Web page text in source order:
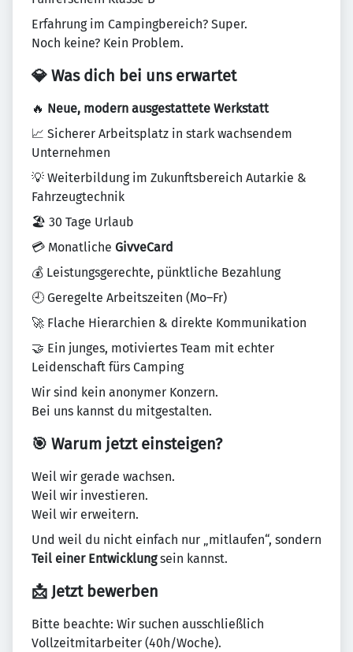
Erfahrung im Campingbereich? Super.
Noch keine? Kein Problem.
💎 Was dich bei uns erwartet
🔥 Neue, modern ausgestattete Werkstatt
📈 Sicherer Arbeitsplatz in stark wachsendem
Unternehmen
💡 Weiterbildung im Zukunftsbereich Autarkie &
Fahrzeugtechnik
🏖️ 30 Tage Urlaub
💳 Monatliche GivveCard
💰 Leistungsgerechte, pünktliche Bezahlung
🕘 Geregelte Arbeitszeiten (Mo–Fr)
🚀 Flache Hierarchien & direkte Kommunikation
🤝 Ein junges, motiviertes Team mit echter
Leidenschaft fürs Camping
Wir sind kein anonymer Konzern.
Bei uns kannst du mitgestalten.
🎯 Warum jetzt einsteigen?
Weil wir gerade wachsen.
Weil wir investieren.
Weil wir erweitern.
Und weil du nicht einfach nur „mitlaufen“, sondern
Teil einer Entwicklungsein kannst.
📩 Jetzt bewerben
Bitte beachte: Wir suchen ausschließlich
Vollzeitmitarbeiter (40h/Woche).